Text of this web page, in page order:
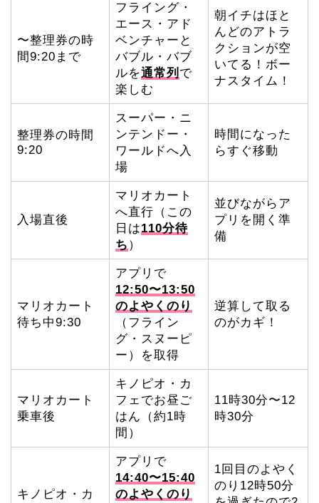
〜整理券の時
間9:20まで
フライング・
エース・アド
ベンチャーと
バブル・バブ
ルを通常列 で
楽しむ
朝イチはほと
んどのアトラ
クションが空
いてる！ボー
ナスタイム！
整理券の時間
9:20
スーパー・ニ
ンテンドー・
ワールドへ入
場
時間になった
らすぐ移動
入場直後
マリオカート
へ直行（この
日は110分待
ち ）
並びながらア
プリを開く準
備
マリオカート
待ち中9:30
アプリで
12:50〜13:50
のよやくのり
（フライン
グ・スヌーピ
ー）を取得
逆算して取る
のがカギ！
マリオカート
乗車後
キノピオ・カ
フェでお昼ご
はん（約1時
間）
11時30分〜12
時30分
キノピオ・カ
アプリで
14:40〜15:40
のよやくのり
1回目のよやく
のり12時50分